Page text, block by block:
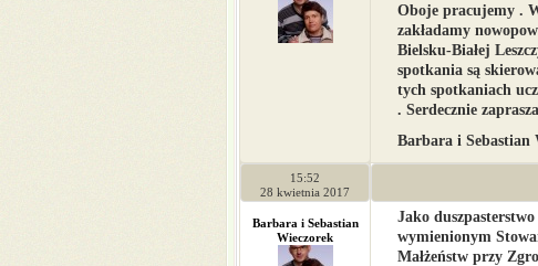
Oboje pracujemy .
zakładamy
Bielsku-Białej
spotkania są
tych spotkaniach
. Serdecznie
Barbara i Sebastian
15:52
28 kwietnia 2017
Barbara i Sebastian
Wieczorek
Jako
wymienionym
Małżeństw przy